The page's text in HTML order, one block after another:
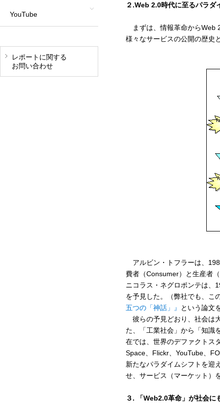
２.Web 2.0時代に至るパラダ
まずは、情報革命からWeb
様々なサービスの公開の歴史
アルビン・トフラーは、
費者（Consumer）と生産者
ニコラス・ネグロポンテは、
を予見した。（弊社でも、こ
五つの「神話」』
という論文
彼らの予見どおり、社会は
た、「工業社会」から「知識
在では、世界のデファクトス
Space、Flickr、YouTube、
新たなパラダイムシフトを迎
せ、サービス（マーケット）
３. 「Web2.0革命」が社会に
YouTube
レポートに関する
お問い合わせ